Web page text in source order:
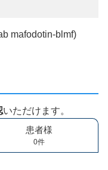
mafodotin-blmf)
いただけます。
患者様
0件